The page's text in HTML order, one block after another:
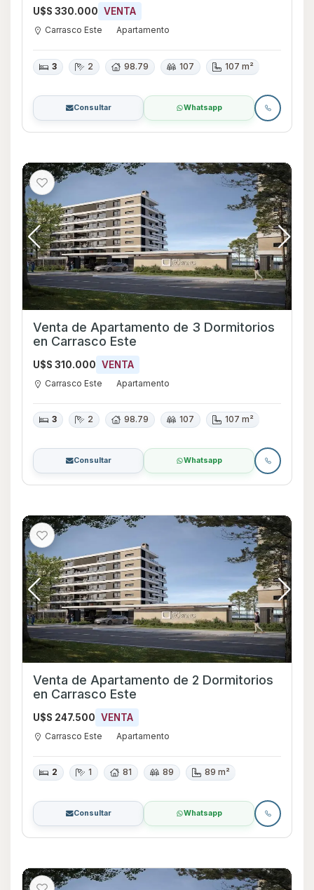
U$S 330.000 VENTA
Carrasco Este Apartamento
3 2 98.79 107 107 m²
Consultar Whatsapp
Venta de Apartamento de 3 Dormitorios
en Carrasco Este
U$S 310.000 VENTA
Carrasco Este Apartamento
3 2 98.79 107 107 m²
Consultar Whatsapp
Venta de Apartamento de 2 Dormitorios
en Carrasco Este
U$S 247.500 VENTA
Carrasco Este Apartamento
2 1 81 89 89 m²
Consultar Whatsapp